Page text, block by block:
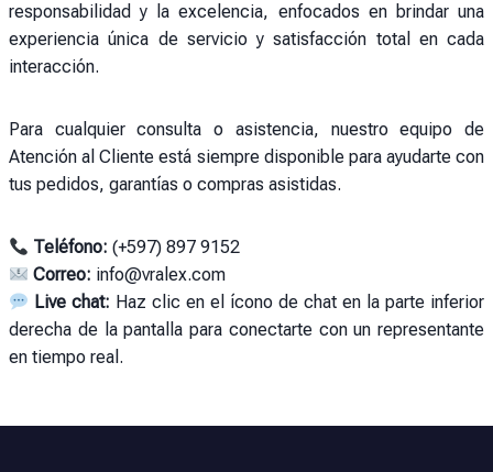
responsabilidad y la excelencia, enfocados en brindar una
experiencia única de servicio y satisfacción total en cada
interacción.
Para cualquier consulta o asistencia, nuestro equipo de
Atención al Cliente está siempre disponible para ayudarte con
tus pedidos, garantías o compras asistidas.
Teléfono: (+597) 897 9152
Correo: info@vralex.com
Live chat: Haz clic en el ícono de chat en la parte inferior
derecha de la pantalla para conectarte con un representante
en tiempo real.